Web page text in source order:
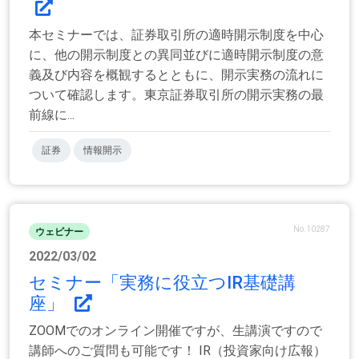
本セミナーでは、証券取引所の適時開示制度を中心
に、他の開示制度との異同並びに適時開示制度の意
義及び内容を概観するとともに、開示実務の流れに
ついて確認します。東京証券取引所の開示実務の最
前線に...
証券 情報開示
ウェビナー No.10287
2022/03/02
セミナー「実務に役立つIR基礎講
座」
ZOOMでのオンライン開催ですが、生講演ですので
講師へのご質問も可能です！ IR（投資家向け広報）